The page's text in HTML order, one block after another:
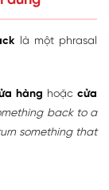
là một phrasal
hàng hoặccửa
back to a
something that